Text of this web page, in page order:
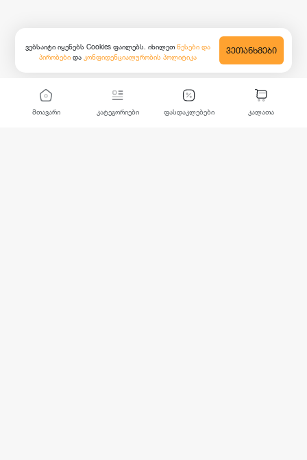
მთავარი კატეგორიები ფასდაკლებები კალათა
ვებსაიტი იყენებს Cookies ფაილებს. იხილეთ წესები და
პირობები და კონფიდენციალურობის პოლიტიკა
ᲕᲔᲗᲐᲜᲮᲛᲔᲑᲘ